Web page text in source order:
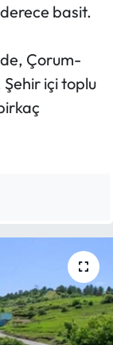
basit.
Çorum-
Şehir içi toplu